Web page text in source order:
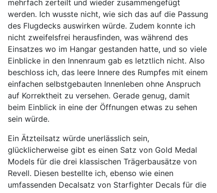
mehrfach zerteilt und wieder zusammengefügt
werden. Ich wusste nicht, wie sich das auf die Passung
des Flugdecks auswirken würde. Zudem konnte ich
nicht zweifelsfrei herausfinden, was während des
Einsatzes wo im Hangar gestanden hatte, und so viele
Einblicke in den Innenraum gab es letztlich nicht. Also
beschloss ich, das leere Innere des Rumpfes mit einem
einfachen selbstgebauten Innenleben ohne Anspruch
auf Korrektheit zu versehen. Gerade genug, damit
beim Einblick in eine der Öffnungen etwas zu sehen
sein würde.
Ein Ätzteilsatz würde unerlässlich sein,
glücklicherweise gibt es einen Satz von Gold Medal
Models für die drei klassischen Trägerbausätze von
Revell. Diesen bestellte ich, ebenso wie einen
umfassenden Decalsatz von Starfighter Decals für die